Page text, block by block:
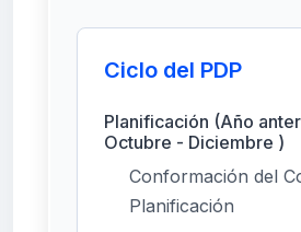
Ciclo del PDP
Planificación (Año
Octubre - Diciembre )
Conformación del
Planificación